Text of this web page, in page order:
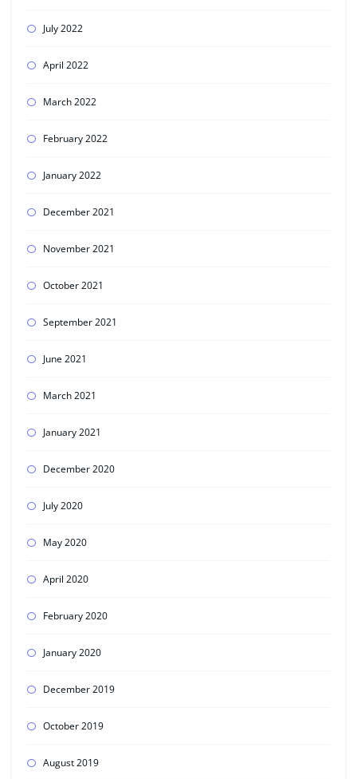
July 2022
April 2022
March 2022
February 2022
January 2022
December 2021
November 2021
October 2021
September 2021
June 2021
March 2021
January 2021
December 2020
July 2020
May 2020
April 2020
February 2020
January 2020
December 2019
October 2019
August 2019